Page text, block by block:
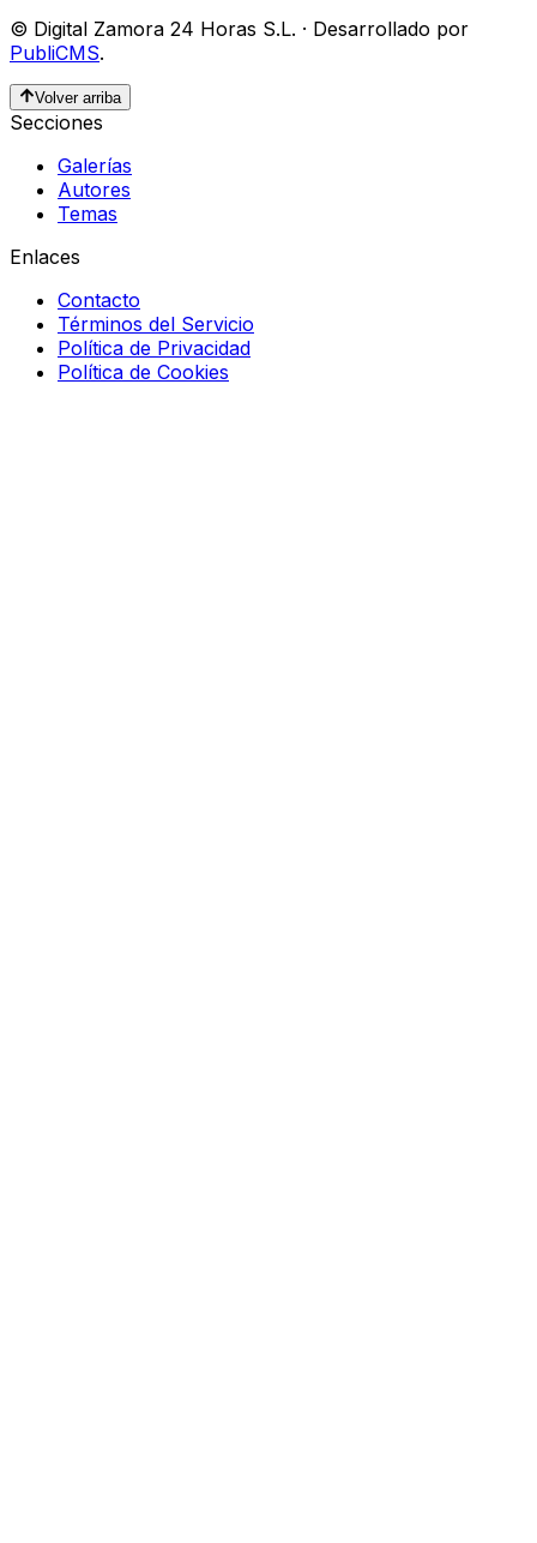
© Digital Zamora 24 Horas S.L. · Desarrollado por
PubliCMS.
Volver arriba
Secciones
Galerías
Autores
Temas
Enlaces
Contacto
Términos del Servicio
Política de Privacidad
Política de Cookies